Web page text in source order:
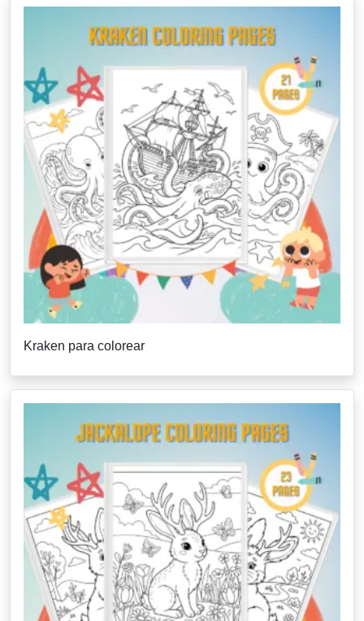
Kraken para colorear